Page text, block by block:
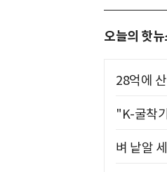
오늘의 핫뉴
28억에
"K-굴착
벼 낱알